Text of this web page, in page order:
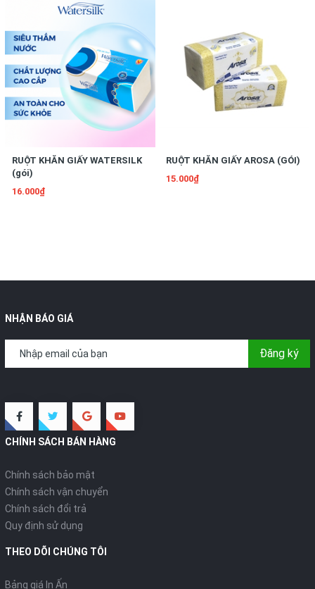
RUỘT KHĂN GIẤY WATERSILK
(gói)
16.000₫
RUỘT KHĂN GIẤY AROSA (GÓI)
15.000₫
NHẬN BÁO GIÁ
Đăng ký
CHÍNH SÁCH BÁN HÀNG
Chính sách bảo mật
Chính sách vận chuyển
Chính sách đổi trả
Quy định sử dụng
THEO DÕI CHÚNG TÔI
Bảng giá In Ấn